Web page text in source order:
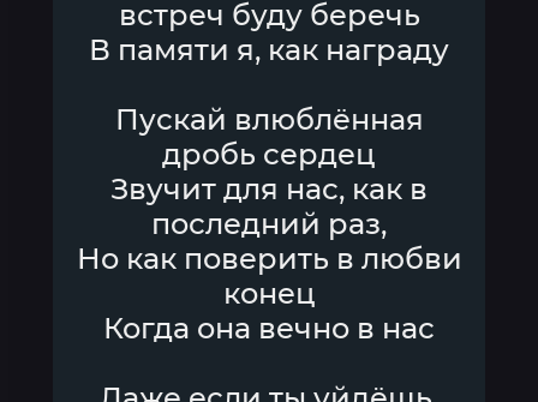
встреч буду беречь
В памяти я, как награду
Пускай влюблённая
дробь сердец
Звучит для нас, как в
последний раз,
Но как поверить в любви
конец
Когда она вечно в нас